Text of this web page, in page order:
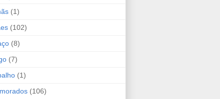
(1)
(102)
(8)
(7)
(1)
(106)